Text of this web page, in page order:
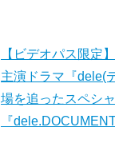
【ビデオパス限定
主演ドラマ『dele(
場を追ったスペシ
『